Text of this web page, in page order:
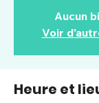
Aucun
Voir
Heure et